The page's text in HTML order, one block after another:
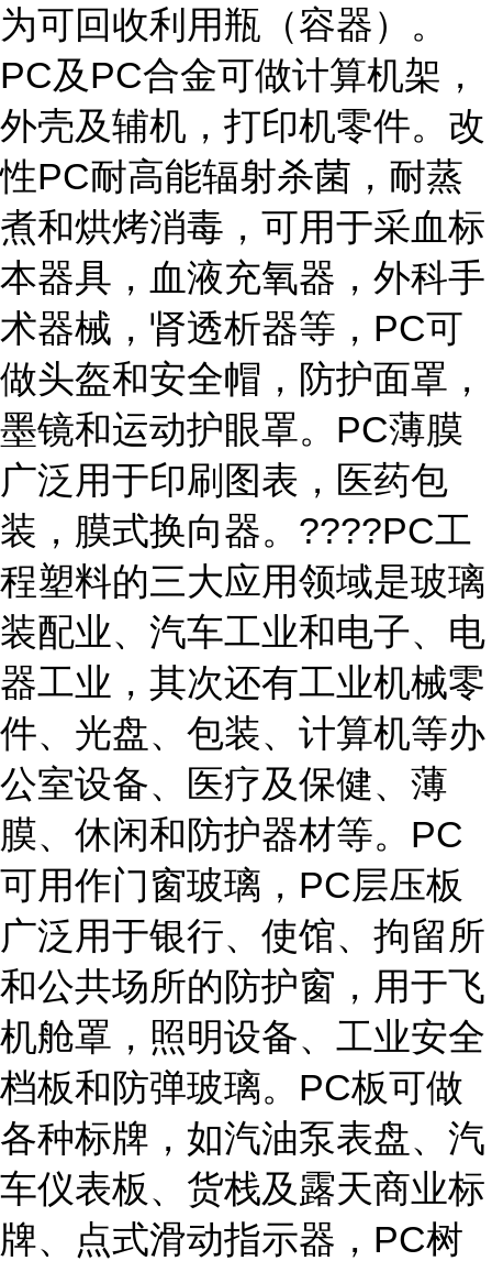
为可回收利用瓶（容器）。
PC及PC合金可做计算机架，
外壳及辅机，打印机零件。改
性PC耐高能辐射杀菌，耐蒸
煮和烘烤消毒，可用于采血标
本器具，血液充氧器，外科手
术器械，肾透析器等，PC可
做头盔和安全帽，防护面罩，
墨镜和运动护眼罩。PC薄膜
广泛用于印刷图表，医药包
装，膜式换向器。????PC工
程塑料的三大应用领域是玻璃
装配业、汽车工业和电子、电
器工业，其次还有工业机械零
件、光盘、包装、计算机等办
公室设备、医疗及保健、薄
膜、休闲和防护器材等。PC
可用作门窗玻璃，PC层压板
广泛用于银行、使馆、拘留所
和公共场所的防护窗，用于飞
机舱罩，照明设备、工业安全
档板和防弹玻璃。PC板可做
各种标牌，如汽油泵表盘、汽
车仪表板、货栈及露天商业标
牌、点式滑动指示器，PC树